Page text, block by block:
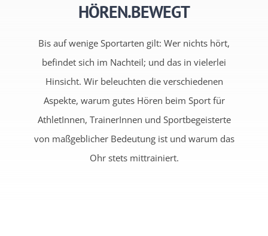
HÖREN.BEWEGT
Bis auf wenige Sportarten gilt: Wer nichts hört,
befindet sich im Nachteil; und das in vielerlei
Hinsicht. Wir beleuchten die verschiedenen
Aspekte, warum gutes Hören beim Sport für
AthletInnen, TrainerInnen und Sportbegeisterte
von maßgeblicher Bedeutung ist und warum das
Ohr stets mittrainiert.